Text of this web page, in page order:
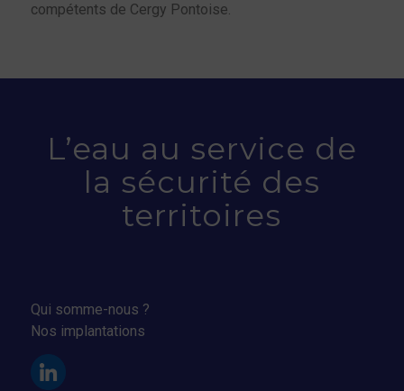
compétents de Cergy Pontoise.
L’eau au service de
la sécurité des
territoires
Qui somme-nous ?
Nos implantations